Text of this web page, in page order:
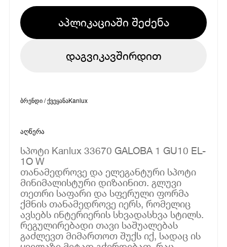
აპლიკაციაში შეძენა
დაგვიკავშირდით
ბრენდი / ქვეყანაKanlux
აღწერა
სპოტი Kanlux 33670 GALOBA 1 GU10 EL-
1O W
თანამედროვე და ელეგანტური სპოტი
მინიმალისტური დიზაინით. გლუვი
თეთრი საფარი და სფერული ფორმა
ქმნის თანამედროვე იერს, რომელიც
ავსებს ინტერიერის სხვადასხვა სტილს.
რეგულირებადი თავი საშუალებას
გაძლევთ მიმართოთ შუქს იქ, სადაც ის